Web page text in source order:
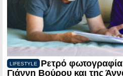
LIFESTYLE
Ρετρό
Γιάννη Βούρου και της